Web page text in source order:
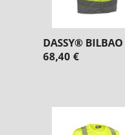
DASSY® BILBAO
68,40 €